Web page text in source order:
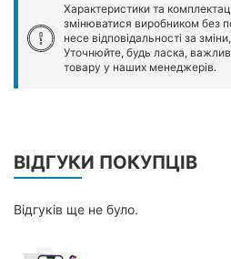
Характеристики та
змінюватися виробником без
несе відповідальності за
Уточнюйте, будь ласка,
товару у наших менеджерів.
ВІДГУКИ ПОКУПЦІВ
Відгуків ще не було.